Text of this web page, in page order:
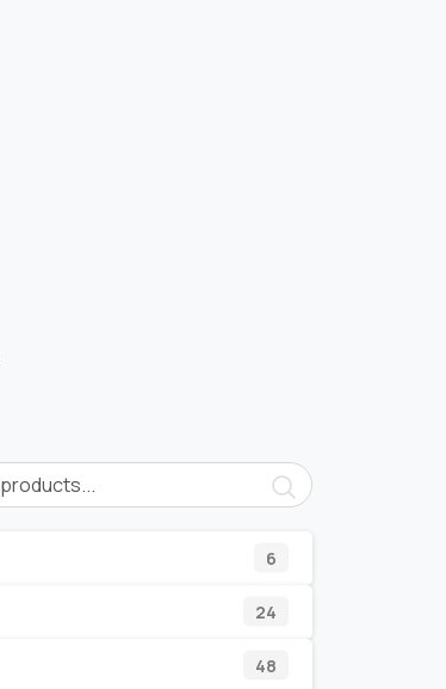
6
productos
24
productos
48